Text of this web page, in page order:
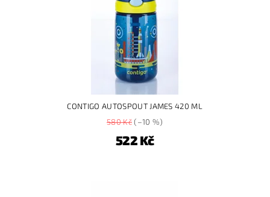
CONTIGO AUTOSPOUT JAMES 420 ML
580 Kč(–10 %)
522 Kč